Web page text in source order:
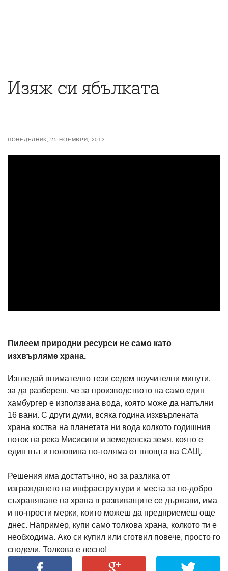
Изяж си ябълката
ПОНЕДЕЛНИК, 25 НОЕМВРИ, 2013
Пилеем природни ресурси не само като
изхвърляме храна.
Изгледай внимателно тези седем поучителни минути,
за да разбереш, че за производството на само един
хамбургер е използвана вода, която може да напълни
16 вани. С други думи, всяка година изхвърлената
храна коства на планетата ни вода колкото годишния
поток на река Мисисипи и земеделска земя, която е
един път и половина по-голяма от площта на САЩ.
Решения има достатъчно, но за разлика от
изграждането на инфраструктури и места за по-добро
съхраняване на храна в развиващите се държави, има
и по-прости мерки, които можеш да предприемеш още
днес. Например, купи само толкова храна, колкото ти е
необходима. Ако си купил или сготвил повече, просто го
сподели. Толкова е лесно!